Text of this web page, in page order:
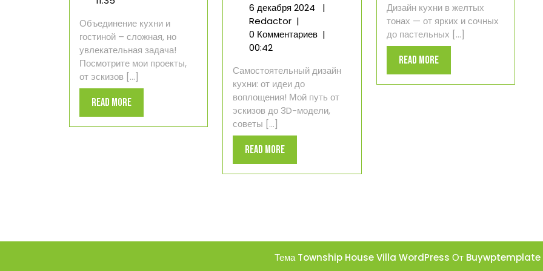
и
гостиной
от
идеи
до
Объединение кухни и
гостиной – сложная, но
увлекательная задача!
Посмотрите мои проекты,
от эскизов [...]
Read MoreRead
More
6 декабря 2024
2024
|
RedactorКак
я
своей
кухни
сама
|
0 Комментариев |
00:42
Самостоятельный дизайн
кухни: от идеи до
воплощения! Мой путь от
эскизов до 3D-модели,
советы [...]
Read MoreRead
More
Дизайн кухни в желтых
тонах — от ярких и сочных
до пастельных [...]
Read MoreRead
More
Тема Township House Villa WordPress От Buywptemplate